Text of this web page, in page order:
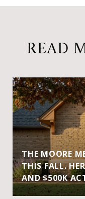
READ
THE MOORE
THIS FALL.
AND $500K